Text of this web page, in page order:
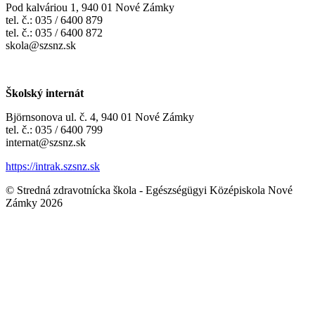
Pod kalváriou 1, 940 01 Nové Zámky
tel. č.: 035 / 6400 879
tel. č.: 035 / 6400 872
skola@szsnz.sk
Školský internát
Björnsonova ul. č. 4, 940 01 Nové Zámky
tel. č.: 035 / 6400 799
internat@szsnz.sk
https://intrak.szsnz.sk
© Stredná zdravotnícka škola - Egészségügyi Középiskola Nové
Zámky 2026